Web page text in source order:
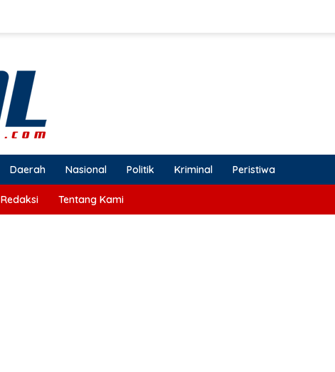
Daerah Nasional Politik Kriminal Peristiwa
Redaksi Tentang Kami